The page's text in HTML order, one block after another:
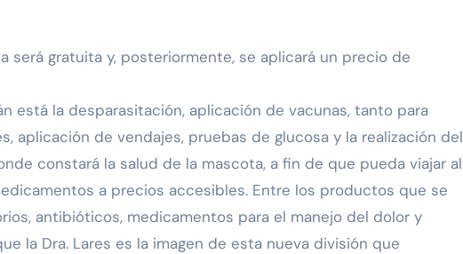
será gratuita y, posteriormente, se aplicará un precio de
está la desparasitación, aplicación de vacunas, tanto para
aplicación de vendajes, pruebas de glucosa y la realización del
constará la salud de la mascota, a fin de que pueda viajar al
a precios accesibles. Entre los productos que se
antibióticos, medicamentos para el manejo del dolor y
la Dra. Lares es la imagen de esta nueva división que